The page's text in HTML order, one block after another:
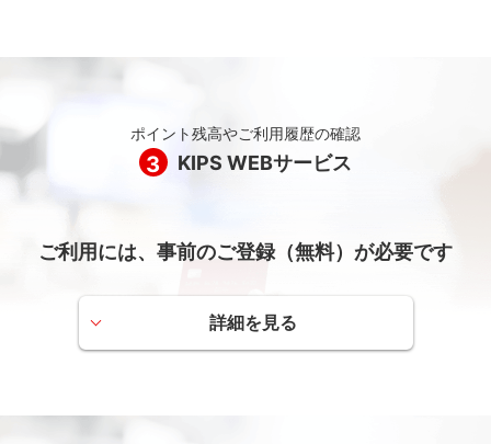
（近鉄駅構内店）など
近鉄百貨店ネットショップにて1ポイント（1円相当）か
KIPSポイントのご利用については、一部除外となる店舗・
他のサービスポイントに交換してつかう
近鉄特急netポイントへの交換には、事前にKIPS WEBサービスおよ
ポイント残高やご利用履歴の確認
3 KIPS WEBサービス
ご利用には、事前のご登録（無料）が必要です
詳細を見る